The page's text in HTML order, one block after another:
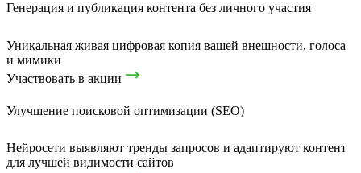
Генерация и публикация контента без личного участия
Уникальная живая цифровая копия вашей внешности, голоса
и мимики
Участвовать в акции
Улучшение поисковой оптимизации (SEO)
Нейросети выявляют тренды запросов и адаптируют контент
для лучшей видимости сайтов